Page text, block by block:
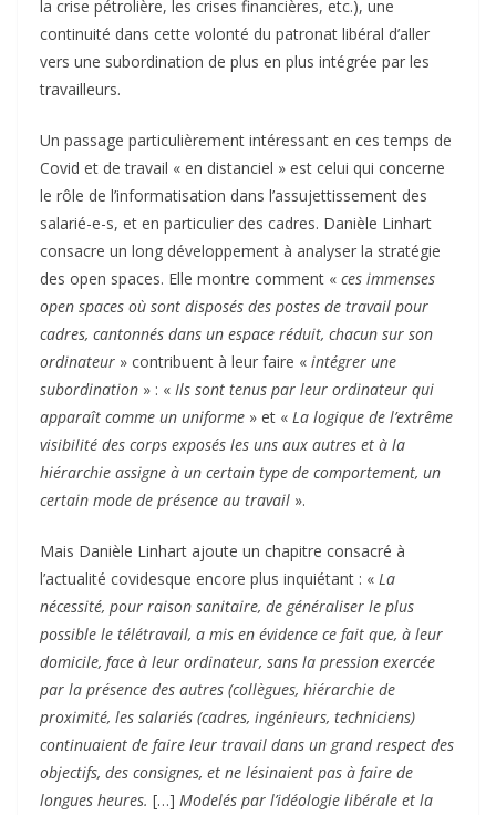
la crise pétrolière, les crises financières, etc.), une
continuité dans cette volonté du patronat libéral d’aller
vers une subordination de plus en plus intégrée par les
travailleurs.
Un passage particulièrement intéressant en ces temps de
Covid et de travail « en distanciel » est celui qui concerne
le rôle de l’informatisation dans l’assujettissement des
salarié-e-s, et en particulier des cadres. Danièle Linhart
consacre un long développement à analyser la stratégie
des open spaces. Elle montre comment « ces immenses
open spaces où sont disposés des postes de travail pour
cadres, cantonnés dans un espace réduit, chacun sur son
ordinateur » contribuent à leur faire « intégrer une
subordination » : « Ils sont tenus par leur ordinateur qui
apparaît comme un uniforme » et « La logique de l’extrême
visibilité des corps exposés les uns aux autres et à la
hiérarchie assigne à un certain type de comportement, un
certain mode de présence au travail ».
Mais Danièle Linhart ajoute un chapitre consacré à
l’actualité covidesque encore plus inquiétant : « La
nécessité, pour raison sanitaire, de généraliser le plus
possible le télétravail, a mis en évidence ce fait que, à leur
domicile, face à leur ordinateur, sans la pression exercée
par la présence des autres (collègues, hiérarchie de
proximité, les salariés (cadres, ingénieurs, techniciens)
continuaient de faire leur travail dans un grand respect des
objectifs, des consignes, et ne lésinaient pas à faire de
longues heures. […] Modelés par l’idéologie libérale et la